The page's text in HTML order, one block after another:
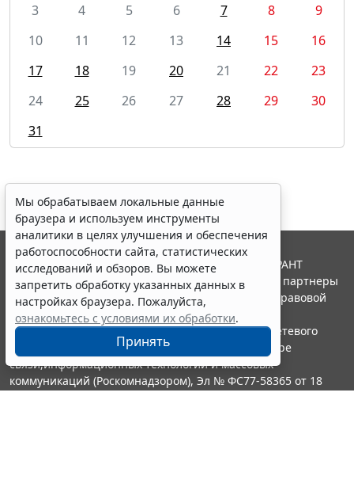
3
4 5 6 7 8
9
10
11 12 13 14 15
16
17
18 19 20 21 22
23
24
25 26 27 28 29
30
31
Мы обрабатываем локальные данные
браузера и используем инструменты
аналитики в целях улучшения и обеспечения
работоспособности сайта, статистических
исследований и обзоров. Вы можете
запретить обработку указанных данных в
настройках браузера. Пожалуйста,
ознакомьтесь с условиями их обработки.
Принять
© ООО "НПП "ГАРАНТ-СЕРВИС", 2026. Система ГАРАНТ
выпускается с 1990 года. Компания "Гарант" и ее партнеры
являются участниками Российской ассоциации правовой
информации ГАРАНТ.
Портал ГАРАНТ.РУ зарегистрирован в качестве сетевого
издания Федеральной службой по надзору в сфере
связи,информационных технологий и массовых
коммуникаций (Роскомнадзором), Эл № ФС77-58365 от 18